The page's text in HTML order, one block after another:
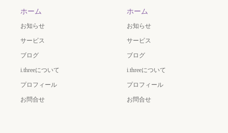
ホーム
お知らせ
サービス
ブログ
i.threeについて
プロフィール
お問合せ
ホーム
お知らせ
サービス
ブログ
i.threeについて
プロフィール
お問合せ